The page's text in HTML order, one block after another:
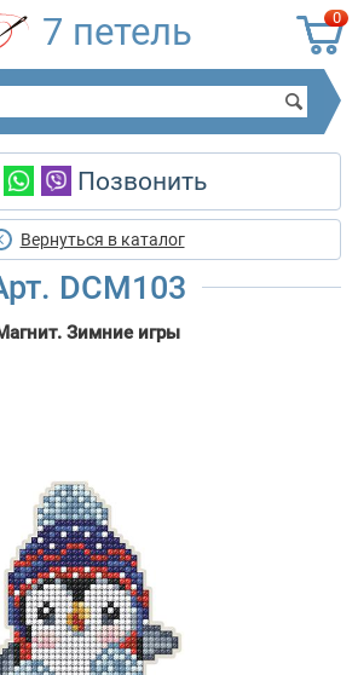
0
7 петель
Позвонить
Вернуться в каталог
DCM103
Зимние игры